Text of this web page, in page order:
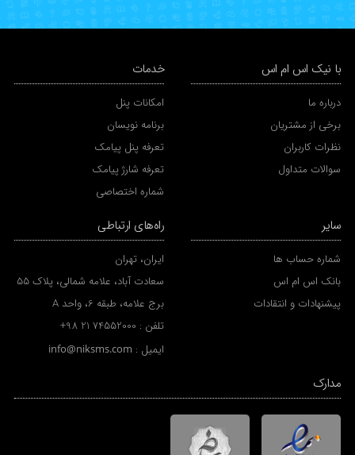
با نیک اس ام اس
درباره ما
برخی از مشتریان
نظرات کاربران
سوالات متداول
خدمات
امکانات پنل
برنامه نویسان
تعرفه پنل پیامک
تعرفه شارژ پیامک
شماره اختصاصی
سایر
شماره حساب ها
بانک اس ام اس
پیشنهادات و انتقادات
راه‌های ارتباطی
ایران، تهران
سعادت آباد، علامه شمالی، پلاک 55
برج علامه، طبقه 6، واحد A
تلفن : +98 21 74552000
ایمیل : info@niksms.com
مدارک